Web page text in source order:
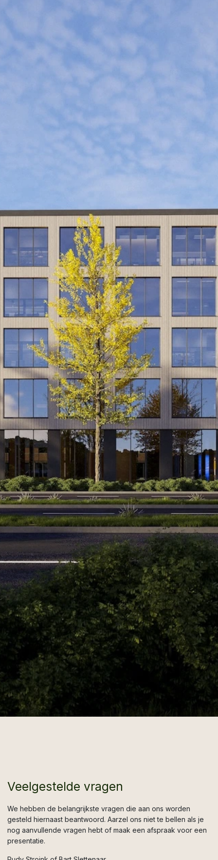
Wij maken een pasklare offerte met een vaste prijs
Binnen 7 dagen op je bureau.
Wij zorgen voor de bouwvergunning en zorgen
ervoor dat we aan alle eisen van welstand
en bouwvoorschriften voldoen
16 tot 24 weken tot aan de afgifte van de
bouwvergunning, afhankelijk van de locatie en
het bestemmingsplan.
3
Wij realiseren het project en leveren het kant en
klaar, turn-key op, inclusief gebruikers-app
7 maanden bouwtijd met 2 maanden
voorbereiding.
4
Wij leveren het kantoor op en blijven ervoor
zorgen zolang dat nodig is
Veelgestelde vragen
We hebben de belangrijkste vragen die aan ons worden
gesteld hiernaast beantwoord. Aarzel ons niet te bellen als je
nog aanvullende vragen hebt of maak een afspraak voor een
presentatie.